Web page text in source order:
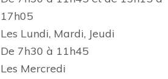
17h05
Les Lundi, Mardi, Jeudi
De 7h30 à 11h45
Les Mercredi